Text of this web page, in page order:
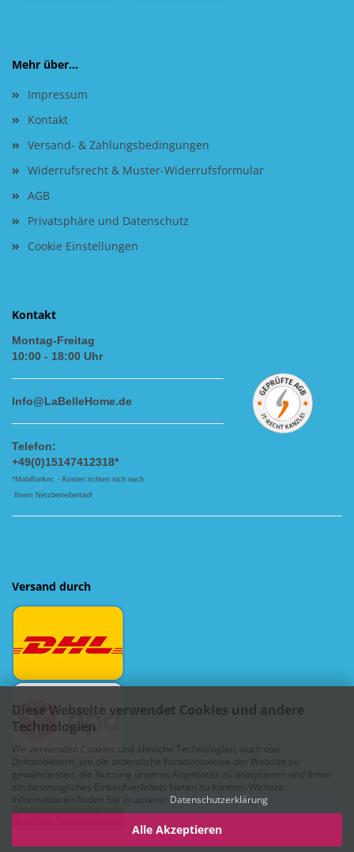
Diese Webseite verwendet Cookies und andere
Technologien
Wir verwenden Cookies und ähnliche Technologien, auch von
Drittanbietern, um die ordentliche Funktionsweise der Website zu
gewährleisten, die Nutzung unseres Angebotes zu analysieren und Ihnen
ein bestmögliches Einkaufserlebnis bieten zu können. Weitere
Informationen finden Sie in unserer Datenschutzerklärung.
Alle Akzeptieren
Mehr über...
Impressum
Kontakt
Versand- & Zahlungsbedingungen
Widerrufsrecht & Muster-Widerrufsformular
AGB
Privatsphäre und Datenschutz
Cookie Einstellungen
Kontakt
Montag-Freitag
10:00 - 18:00 Uhr
Info@LaBelleHome.de
Telefon:
+49(0)15147412318*
*Mobilfunknr. - Kosten richten sich nach
Ihrem Netzbetreibertarif
Versand durch
Vertrag widerrufen